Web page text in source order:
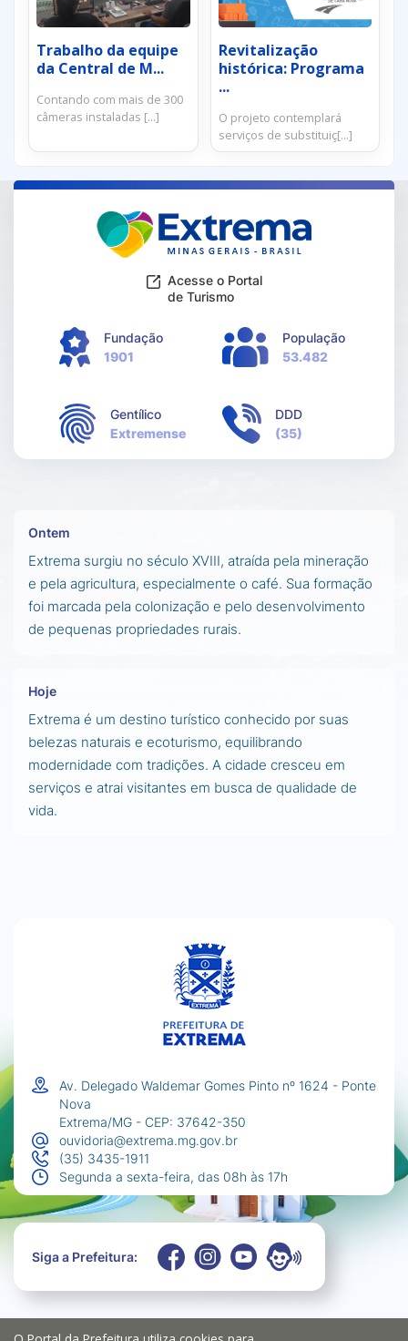
Trabalho da equipe
da Central de M...
Contando com mais de 300
câmeras instaladas [...]
Revitalização
histórica: Programa
...
O projeto contemplará
serviços de substituiç[...]
Acesse o Portal
de Turismo
Fundação
1901
População
53.482
Gentílico
Extremense
DDD
(35)
Ontem
Extrema surgiu no século XVIII, atraída pela mineração
e pela agricultura, especialmente o café. Sua formação
foi marcada pela colonização e pelo desenvolvimento
de pequenas propriedades rurais.
Hoje
Extrema é um destino turístico conhecido por suas
belezas naturais e ecoturismo, equilibrando
modernidade com tradições. A cidade cresceu em
serviços e atrai visitantes em busca de qualidade de
vida.
Av. Delegado Waldemar Gomes Pinto nº 1624 - Ponte
Nova
Extrema/MG - CEP: 37642-350
ouvidoria@extrema.mg.gov.br
(35) 3435-1911
Segunda a sexta-feira, das 08h às 17h
Siga a Prefeitura: